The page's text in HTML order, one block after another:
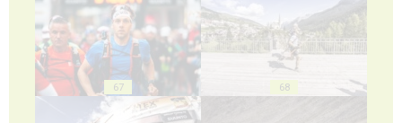
67 68